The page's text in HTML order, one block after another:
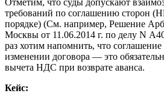
Отметим, что суды допускают
требований по соглашению сторон
порядке) (См. например, Решение
Москвы от 11.06.2014 г. по делу N
раз хотим напомнить, что
изменении договора — это
вычета НДС при возврате аванса.
Кейс: